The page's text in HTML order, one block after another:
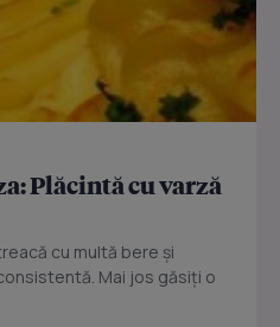
Plăcintă cu varză
cu multă bere şi
Mai jos găsiţi o